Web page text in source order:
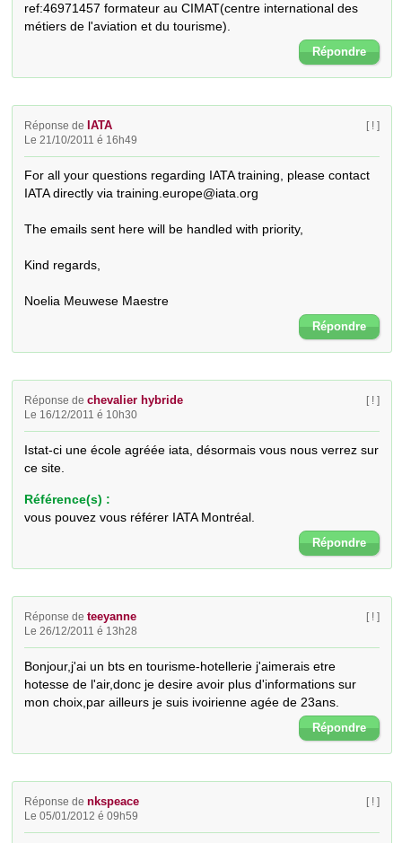
ref:46971457 formateur au CIMAT(centre international des
métiers de l'aviation et du tourisme).
Répondre
Réponse de IATA
Le 21/10/2011 é 16h49
[ ! ]
For all your questions regarding IATA training, please contact
IATA directly via training.europe@iata.org
The emails sent here will be handled with priority,
Kind regards,
Noelia Meuwese Maestre
Répondre
Réponse dechevalier hybride
Le 16/12/2011 é 10h30
[ ! ]
Istat-ci une école agréée iata, désormais vous nous verrez sur
ce site.
Référence(s) :
vous pouvez vous référer IATA Montréal.
Répondre
Réponse deteeyanne
Le 26/12/2011 é 13h28
[ ! ]
Bonjour,j'ai un bts en tourisme-hotellerie j'aimerais etre
hotesse de l'air,donc je desire avoir plus d'informations sur
mon choix,par ailleurs je suis ivoirienne agée de 23ans.
Répondre
Réponse denkspeace
Le 05/01/2012 é 09h59
[ ! ]